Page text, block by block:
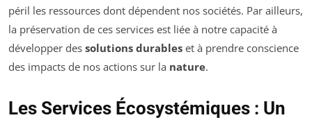
péril les ressources dont dépendent nos sociétés. Par ailleurs,
la préservation de ces services est liée à notre capacité à
développer des solutions durables et à prendre conscience
des impacts de nos actions sur la nature.
Les Services Écosystémiques : Un